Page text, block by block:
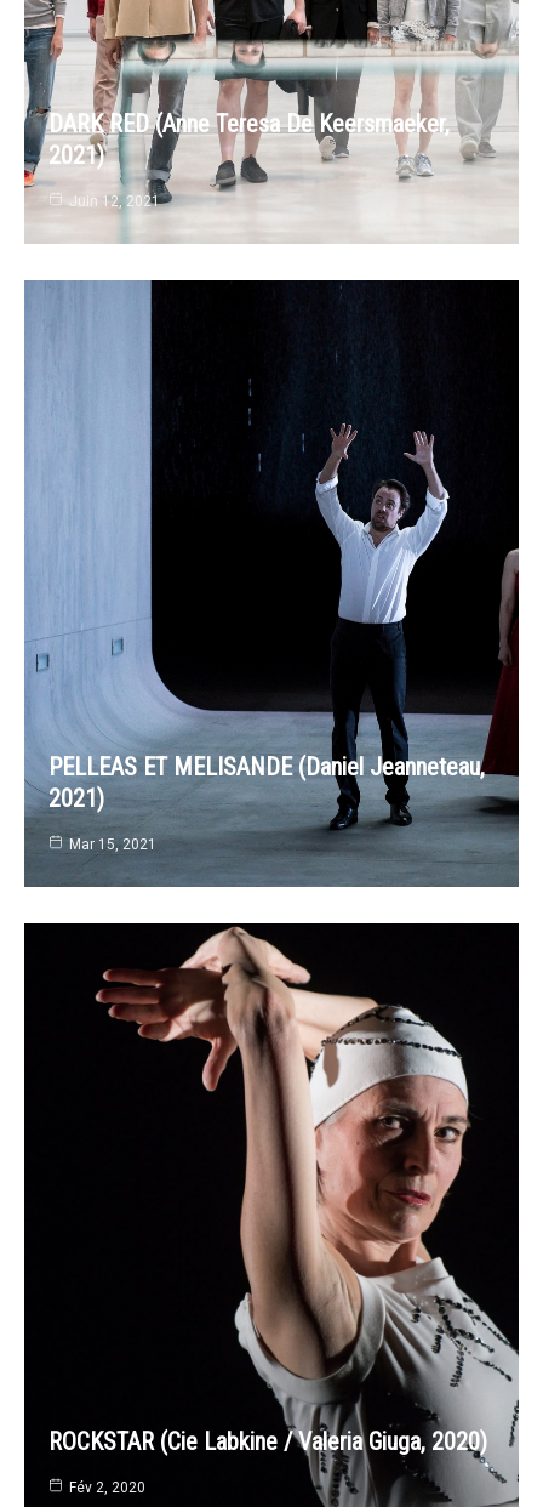
DARK RED (Anne Teresa De Keersmaeker,
2021)
Juin 12, 2021
PELLEAS ET MELISANDE (Daniel Jeanneteau,
2021)
Mar 15, 2021
ROCKSTAR (Cie Labkine / Valeria Giuga, 2020)
Fév 2, 2020